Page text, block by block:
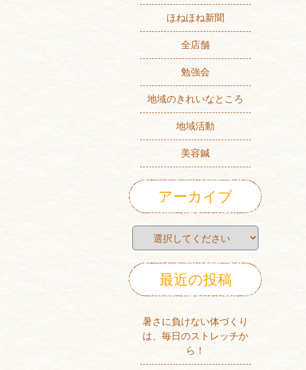
ほねほね新聞
全店舗
勉強会
地域のきれいなところ
地域活動
美容鍼
アーカイブ
最近の投稿
暑さに負けない体づくり
は、毎日のストレッチか
ら！